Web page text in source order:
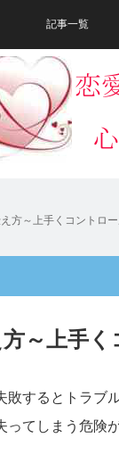
記事一覧
方～上手くコントロ
～上手
敗するとトラブ
ってしまう危険